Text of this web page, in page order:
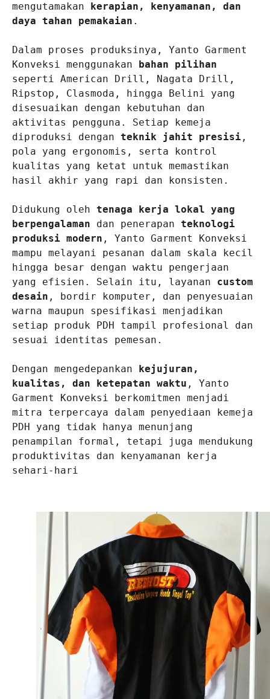
mengutamakan kerapian, kenyamanan, dan
daya tahan pemakaian .
Dalam proses produksinya, Yanto Garment
Konveksi menggunakan bahan pilihan
seperti American Drill, Nagata Drill,
Ripstop, Clasmoda, hingga Belini yang
disesuaikan dengan kebutuhan dan
aktivitas pengguna. Setiap kemeja
diproduksi dengan teknik jahit presisi ,
pola yang ergonomis, serta kontrol
kualitas yang ketat untuk memastikan
hasil akhir yang rapi dan konsisten.
Didukung oleh tenaga kerja lokal yang
berpengalaman dan penerapan teknologi
produksi modern , Yanto Garment Konveksi
mampu melayani pesanan dalam skala kecil
hingga besar dengan waktu pengerjaan
yang efisien. Selain itu, layanan custom
desain , bordir komputer, dan penyesuaian
warna maupun spesifikasi menjadikan
setiap produk PDH tampil profesional dan
sesuai identitas pemesan.
Dengan mengedepankan kejujuran,
kualitas, dan ketepatan waktu , Yanto
Garment Konveksi berkomitmen menjadi
mitra terpercaya dalam penyediaan kemeja
PDH yang tidak hanya menunjang
penampilan formal, tetapi juga mendukung
produktivitas dan kenyamanan kerja
sehari-hari